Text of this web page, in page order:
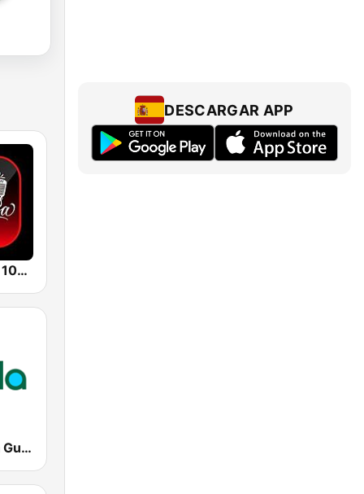
La Chismosa 104.1
Radio Canela Guayas
DESCARGAR APP